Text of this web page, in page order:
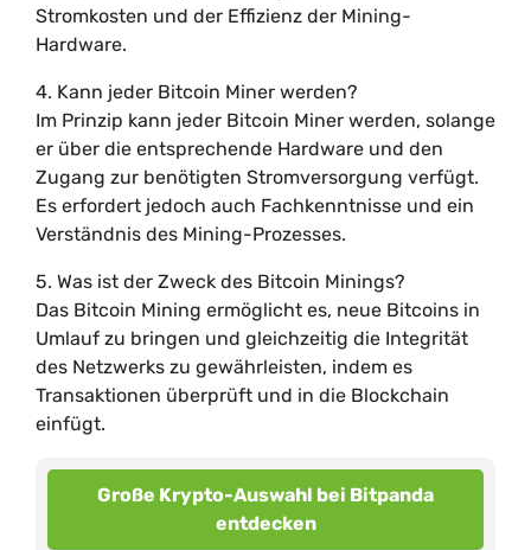
Stromkosten und der Effizienz der Mining-
Hardware.
4. Kann jeder Bitcoin Miner werden?
Im Prinzip kann jeder Bitcoin Miner werden, solange
er über die entsprechende Hardware und den
Zugang zur benötigten Stromversorgung verfügt.
Es erfordert jedoch auch Fachkenntnisse und ein
Verständnis des Mining-Prozesses.
5. Was ist der Zweck des Bitcoin Minings?
Das Bitcoin Mining ermöglicht es, neue Bitcoins in
Umlauf zu bringen und gleichzeitig die Integrität
des Netzwerks zu gewährleisten, indem es
Transaktionen überprüft und in die Blockchain
einfügt.
Große Krypto-Auswahl bei Bitpanda
entdecken